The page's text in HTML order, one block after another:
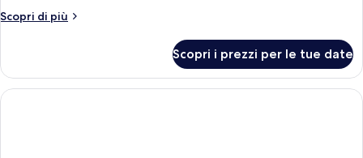
Scopri di più
Altri
Deluxe
Scopri i prezzi per le tue date